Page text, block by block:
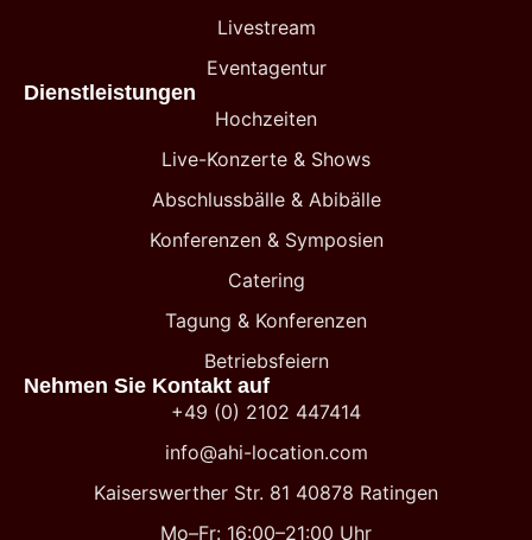
Livestream
Eventagentur
Dienstleistungen
Hochzeiten
Live-Konzerte & Shows
Abschlussbälle & Abibälle
Konferenzen & Symposien
Catering
Tagung & Konferenzen
Betriebsfeiern
Nehmen Sie Kontakt auf
+49 (0) 2102 447414
info@ahi-location.com
Kaiserswerther Str. 81 40878 Ratingen
Mo–Fr: 16:00–21:00 Uhr